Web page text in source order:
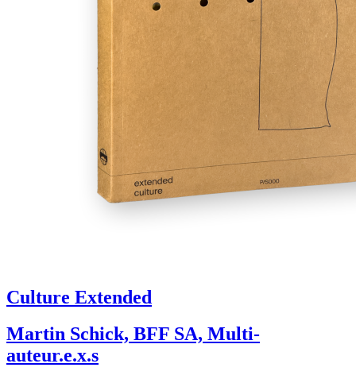
Culture Extended
Martin Schick, BFF SA, Multi-
auteur.e.x.s